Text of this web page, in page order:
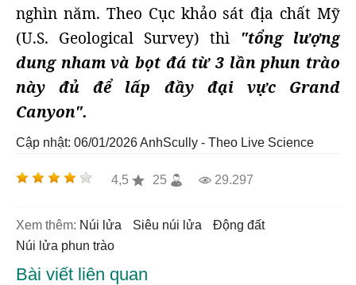
nghìn năm. Theo Cục khảo sát địa chất Mỹ
(U.S. Geological Survey) thì "tổng lượng
dung nham và bọt đá từ 3 lần phun trào
này đủ để lấp đầy đại vực Grand
Canyon".
Cập nhật: 06/01/2026AnhScully - Theo Live Science
4,5 25 29.297
Xem thêm: núi lửa siêu núi lửa
động đất
núi lửa phun trào
Bài viết liên quan